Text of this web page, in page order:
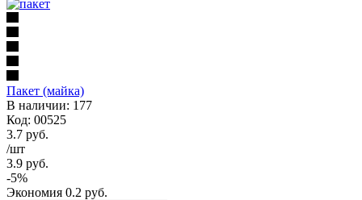
Пакет (майка)
В наличии: 177
Код: 00525
3.7 руб.
/шт
3.9 руб.
-5%
Экономия 0.2 руб.